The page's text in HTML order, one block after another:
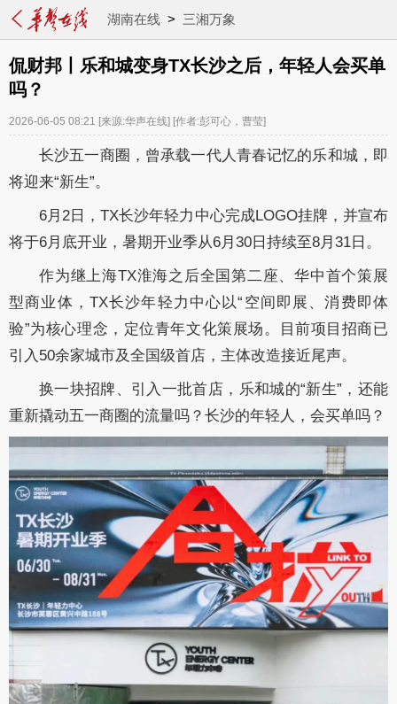
湖南在线> 三湘万象
侃财邦丨乐和城变身TX长沙之后，年轻人会买单
吗？
2026-06-05 08:21 [来源:华声在线] [作者:彭可心，曹莹]
长沙五一商圈，曾承载一代人青春记忆的乐和城，即
将迎来“新生”。
6月2日，TX长沙年轻力中心完成LOGO挂牌，并宣布
将于6月底开业，暑期开业季从6月30日持续至8月31日。
作为继上海TX淮海之后全国第二座、华中首个策展
型商业体 ，TX长沙年轻力中心以“空间即展、消费即体
验”为核心理念，定位青年文化策展场。目前项目招商已
引入50余家城市及全国级首店，主体改造接近尾声。
换一块招牌、引入一批首店，乐和城的“新生”，还能
重新撬动五一商圈的流量吗？长沙的年轻人，会买单吗？